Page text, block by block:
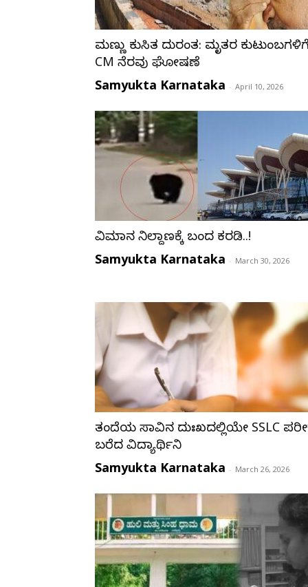
ಮಣ್ಣು ಕುಸಿತ ದುರಂತ: ಮೃತರ
CM ನೆರವು ಘೋಷಣೆ
Samyukta Karnataka - April 10, 2026
ವಿಮಾನ ನಿಲ್ದಾಣಕ್ಕೆ ಬಂದ ಕರಡಿ..!
Samyukta Karnataka - March 30, 2026
ತಂದೆಯ ಸಾವಿನ ದುಃಖದಲ್ಲಿಯೇ SSLC
ಬರೆದ ವಿದ್ಯಾರ್ಥಿನಿ
Samyukta Karnataka - March 26, 2026